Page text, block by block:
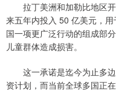
拉丁美洲和加勒比地区开
来五年内投入 50 亿美元，
国一项更广泛行动的组成部
儿童群体造成损害。
这一承诺是迄今为止多边
资计划，而当前全球多国正